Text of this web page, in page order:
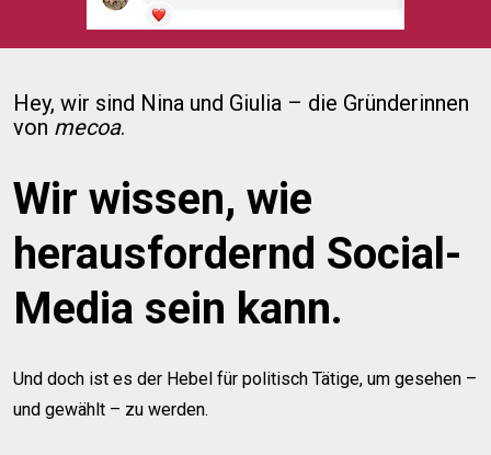
Hey, wir sind Nina und Giulia – die Gründerinnen
von mecoa.
Wir wissen, wie
herausfordernd Social-
Media sein kann.
Und doch ist es der Hebel für politisch Tätige, um gesehen –
und gewählt – zu werden.